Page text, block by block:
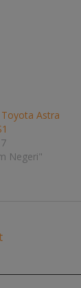
Toyota Astra
Negeri"